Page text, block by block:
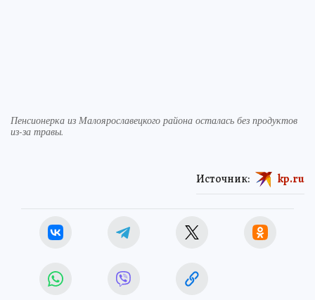
Пенсионерка из Малоярославецкого района осталась без продуктов
из-за травы.
Источник: kp.ru